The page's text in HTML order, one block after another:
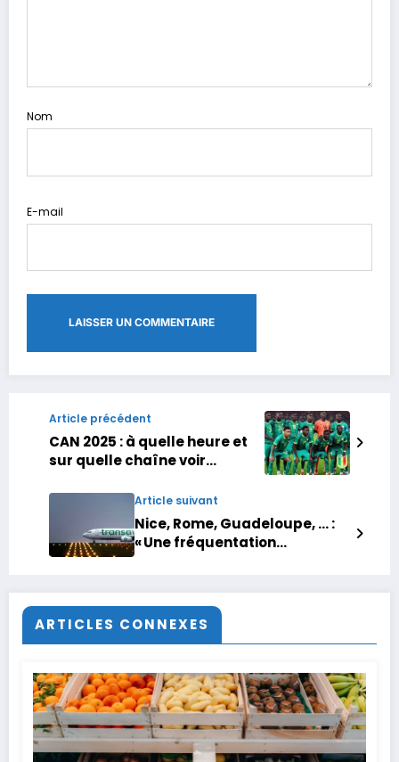
Nom
E-mail
Article précédent
CAN 2025 : à quelle heure et
sur quelle chaîne voir
Article suivant
Nice, Rome, Guadeloupe, … :
« Une fréquentation
fin d’année
ARTICLES CONNEXES